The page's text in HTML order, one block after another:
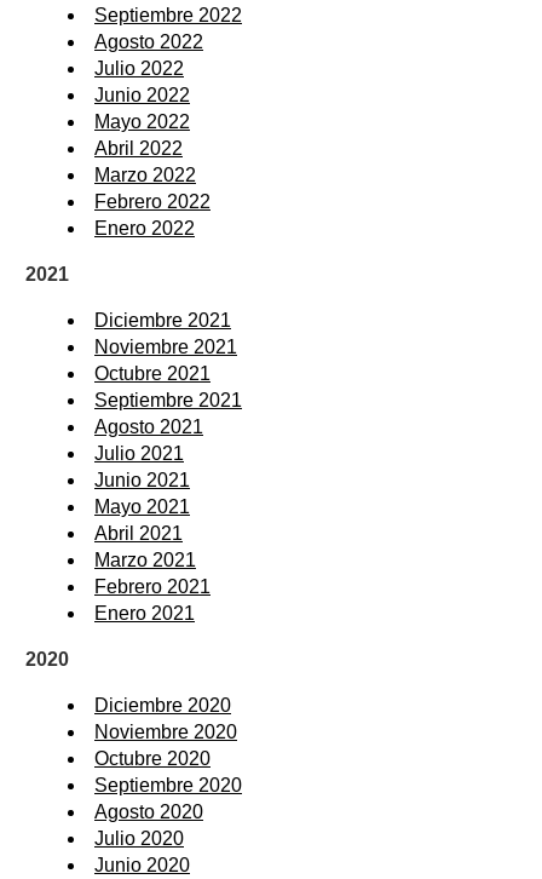
Septiembre 2022
Agosto 2022
Julio 2022
Junio 2022
Mayo 2022
Abril 2022
Marzo 2022
Febrero 2022
Enero 2022
2021
Diciembre 2021
Noviembre 2021
Octubre 2021
Septiembre 2021
Agosto 2021
Julio 2021
Junio 2021
Mayo 2021
Abril 2021
Marzo 2021
Febrero 2021
Enero 2021
2020
Diciembre 2020
Noviembre 2020
Octubre 2020
Septiembre 2020
Agosto 2020
Julio 2020
Junio 2020